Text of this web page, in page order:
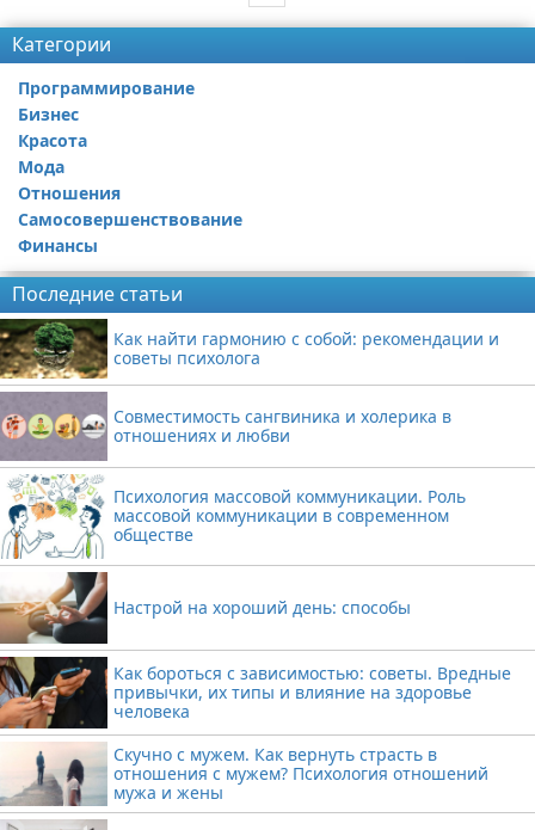
Категории
Программирование
Бизнес
Красота
Мода
Отношения
Самосовершенствование
Финансы
Последние статьи
Как найти гармонию с собой: рекомендации и
советы психолога
Совместимость сангвиника и холерика в
отношениях и любви
Психология массовой коммуникации. Роль
массовой коммуникации в современном
обществе
Настрой на хороший день: способы
Как бороться с зависимостью: советы. Вредные
привычки, их типы и влияние на здоровье
человека
Скучно с мужем. Как вернуть страсть в
отношения с мужем? Психология отношений
мужа и жены